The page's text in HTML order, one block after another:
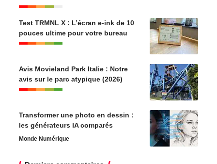
Test TRMNL X : L’écran e-ink de 10
pouces ultime pour votre bureau
Avis Movieland Park Italie : Notre
avis sur le parc atypique (2026)
Transformer une photo en dessin :
les générateurs IA comparés
Monde Numérique